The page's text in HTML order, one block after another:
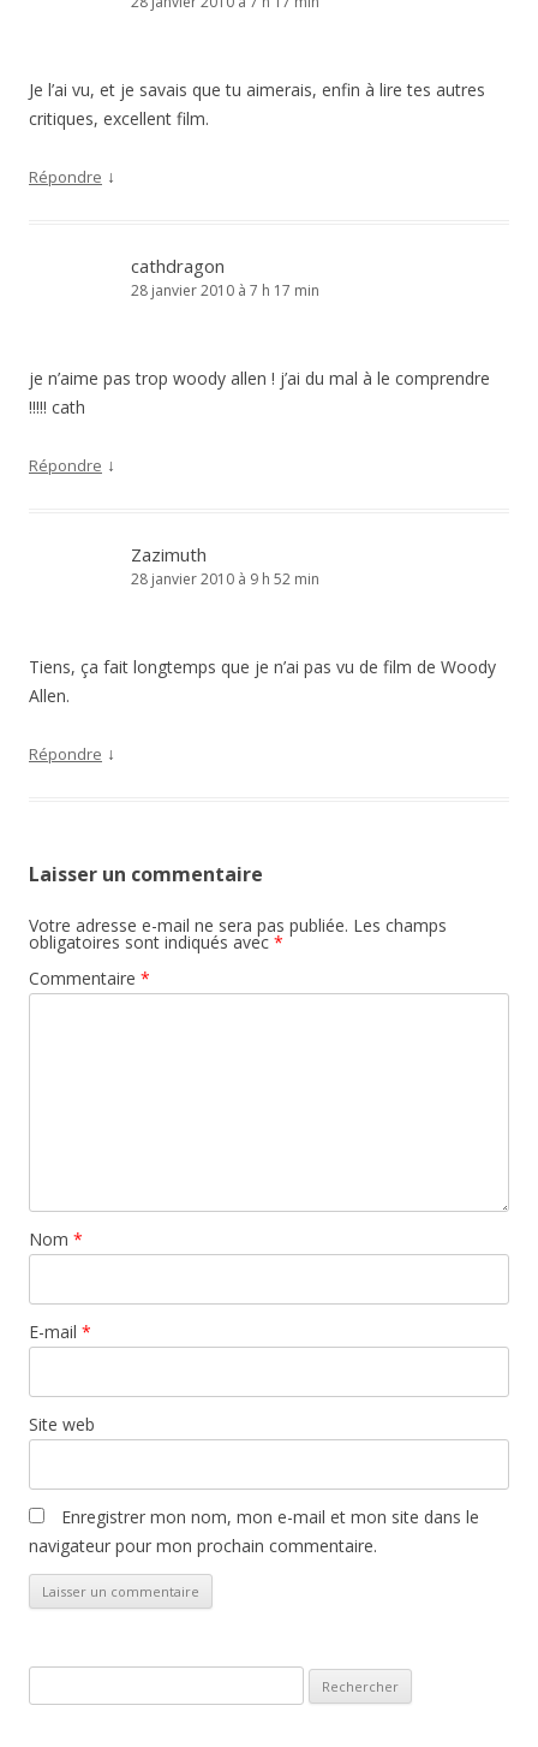
Je l’ai vu, et je savais que tu aimerais, enfin à lire tes autres
critiques, excellent film.
Répondre ↓
cathdragon
28 janvier 2010 à 7 h 17 min
je n’aime pas trop woody allen ! j’ai du mal à le comprendre
!!!!! cath
Répondre ↓
Zazimuth
28 janvier 2010 à 9 h 52 min
Tiens, ça fait longtemps que je n’ai pas vu de film de Woody
Allen.
Répondre ↓
Laisser un commentaire
Votre adresse e-mail ne sera pas publiée. Les champs
obligatoires sont indiqués avec *
Commentaire *
Nom *
E-mail *
Site web
Enregistrer mon nom, mon e-mail et mon site dans le
navigateur pour mon prochain commentaire.